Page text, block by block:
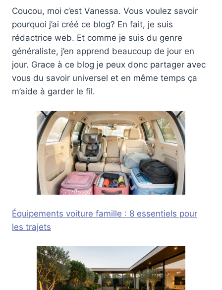
Coucou, moi c’est Vanessa. Vous voulez savoir
pourquoi j’ai créé ce blog? En fait, je suis
rédactrice web. Et comme je suis du genre
généraliste, j’en apprend beaucoup de jour en
jour. Grace à ce blog je peux donc partager avec
vous du savoir universel et en même temps ça
m’aide à garder le fil.
Équipements voiture famille : 8 essentiels pour
les trajets